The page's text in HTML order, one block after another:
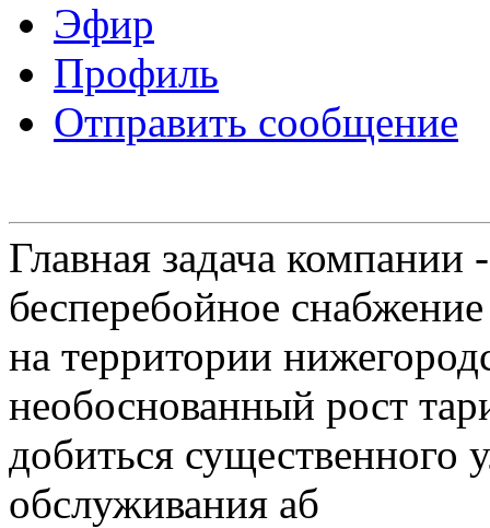
Эфир
Профиль
Отправить сообщение
Главная задача
бесперебойное
на территории
необоснованный рост
добиться существенного
обслуживания аб